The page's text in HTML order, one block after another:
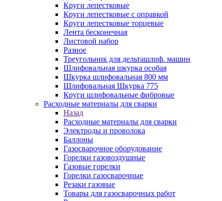
Круги лепестковые
Круги лепестковые с оправкой
Круги лепестковые торцевые
Лента бесконечная
Листовой набор
Разное
Треугольник для дельташлиф. машин
Шлифовальная шкурка особая
Шкурка шлифовальная 800 мм
Шлифовальная Шкурка 775
Круги шлифовальные фибровые
Расходные материалы для сварки
Назад
Расходные материалы для сварки
Электроды и проволока
Баллоны
Газосварочное оборудование
Горелки газовоздушные
Газовые горелки
Горелки газосварочные
Резаки газовые
Товары для газосварочных работ